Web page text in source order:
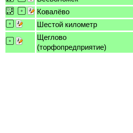
Ковалёво
Шестой километр
Щеглово
(торфопредприятие)